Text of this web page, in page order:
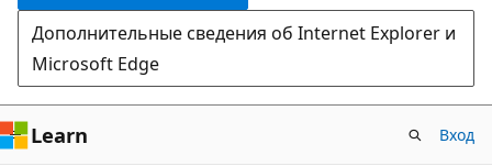
Дополнительные сведения об Internet Explorer и
Microsoft Edge
Learn Вход